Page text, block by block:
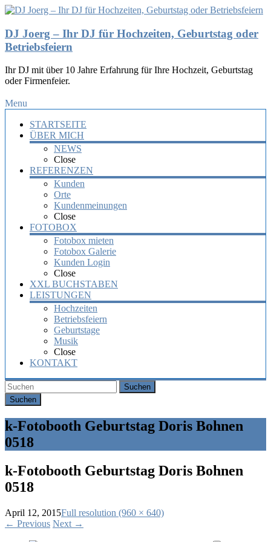
DJ Joerg – Ihr DJ für Hochzeiten, Geburtstag oder
Betriebsfeiern
Ihr DJ mit über 10 Jahre Erfahrung für Ihre Hochzeit, Geburtstag
oder Firmenfeier.
Menu
STARTSEITE
ÜBER MICH
NEWS
Close
REFERENZEN
Kunden
Orte
Kundenmeinungen
Close
FOTOBOX
Fotobox mieten
Fotobox Galerie
Kunden Login
Close
XXL BUCHSTABEN
LEISTUNGEN
Hochzeiten
Betriebsfeiern
Geburtstage
Musik
Close
KONTAKT
Suchen
k-Fotobooth Geburtstag Doris Bohnen
0518
k-Fotobooth Geburtstag Doris Bohnen
0518
April 12, 2015Full resolution (960 × 640)
← Previous Next →